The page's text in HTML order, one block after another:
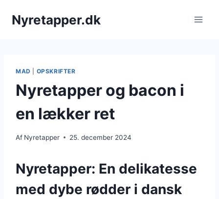
Nyretapper.dk
MAD OPSKRIFTER
Nyretapper og bacon i
en lækker ret
Af Nyretapper 25. december 2024
Nyretapper: En delikatesse
med dybe rødder i dansk